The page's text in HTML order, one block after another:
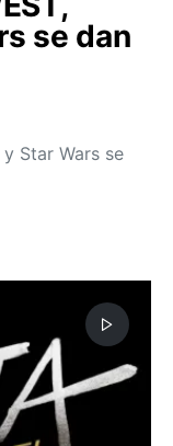
se dan
y Star Wars se